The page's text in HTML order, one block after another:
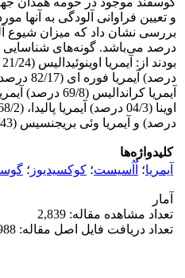
و تعیین فراوانی آلودگی به آنها
درصد می‌باشد. گونه‌های شناسایی
درصد) و آیمریا وئی بریجنسیس (43/ درصد.)‌
کلیدواژه‌ها
آیمریا؛ اُاُسیست؛ کوکسیدیوز ؛
آمار
تعداد مشاهده مقاله: 2,839
تعداد دریافت فایل اصل مقاله: 1,988